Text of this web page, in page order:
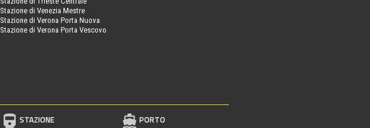
Stazione di Venezia Mestre
Stazione di Verona Porta Nuova
Stazione di Verona Porta Vescovo
STAZIONE PORTO